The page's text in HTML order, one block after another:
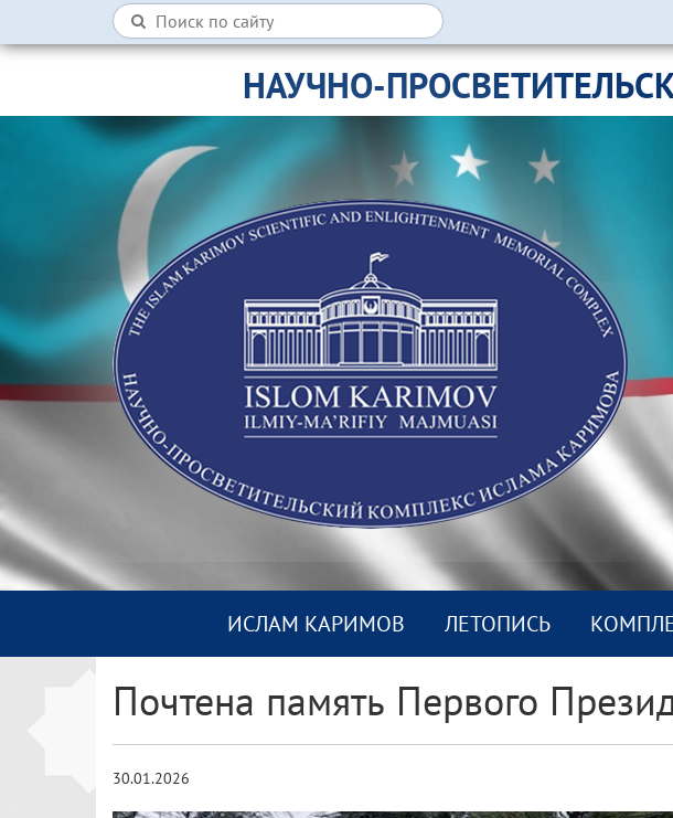
НАУЧНО-
ИСЛАМ КАРИМОВ ЛЕТОПИСЬ
Почтена память Первого
30.01.2026